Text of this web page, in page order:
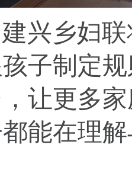
兴乡妇
子制定
让更多
能在理